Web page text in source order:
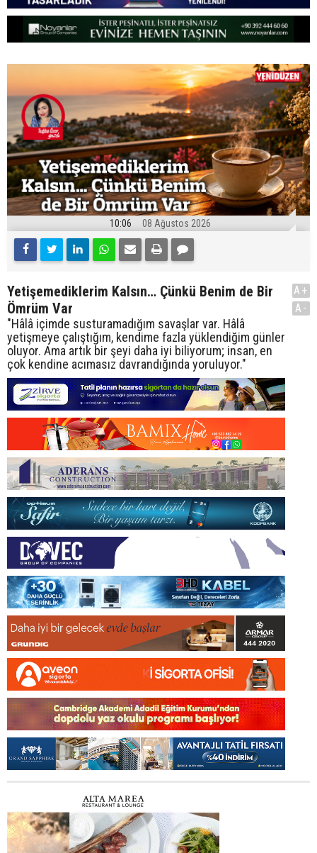
10:06 08 Ağustos 2026
Yetişemediklerim Kalsın… Çünkü Benim de Bir
Ömrüm Var
"Hâlâ içimde susturamadığım savaşlar var. Hâlâ
yetişmeye çalıştığım, kendime fazla yüklendiğim günler
oluyor. Ama artık bir şeyi daha iyi biliyorum; insan, en
çok kendine acımasız davrandığında yoruluyor."
A+
A-